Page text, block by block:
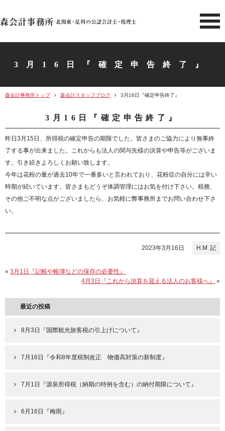
北関東 足利市の公認会計士・
3月16日『確定申告終了』
森会計事務所トップ 森会計スタッフブログ 3月16日『確定申告終了』
3月16日『確定申告終了』
昨日3月15日、所得税の確定申告の期限でした。皆さまのご協力により無事終
了する事が出来ました。これからも法人の関与先様の決算や申告等がございま
す。引き続きよろしくお願い致します。
今年は花粉の量が過去10年で一番多いと言われており、花粉症の自分には辛い
時期が続いています。皆さまもどうぞ体調管理にはお気を付け下さい。税務、
その他ご不明な点がございましたら、お気軽に弊事務所までお問い合わせ下さ
い。
H.M
2023年3月16日
« 3月1日『記帳や帳簿などの保存の必要性』
4月3日『これから決算を迎える法人のお客様へ』
»
最近の投稿
8月3日『国際観光旅客税の引上げについて』
7月16日『令和8年度税制改正 物価高対策の新制度』
7月1日『源泉所得税（納期の特例を含む）の納付期限について』
6月16日『梅雨』